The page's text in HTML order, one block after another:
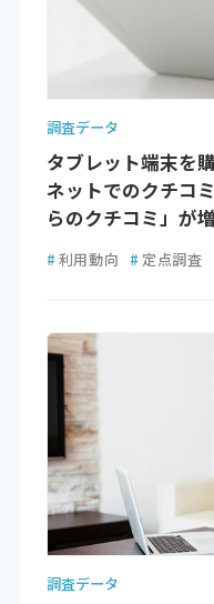
調査データ
タブレット端末を
ネットでのクチコ
らのクチコミ」が
# 利用動向 # 定点調査
調査データ